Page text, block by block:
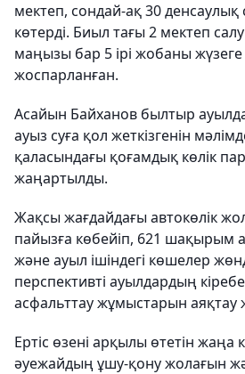
мектеп, сондай-ақ 30
көтерді. Биыл тағы 2 мектеп
маңызы бар 5 ірі жобаны
жоспарланған.
Асайын Байханов былтыр
ауыз суға қол жеткізгенін
қаласындағы қоғамдық көлік
жаңартылды.
Жақсы жағдайдағы автокөлік
пайызға көбейіп, 621 шақырым
және ауыл ішіндегі көшелер
перспективті ауылдардың
асфальттау жұмыстарын
Ертіс өзені арқылы өтетін жаңа
әуежайдың ұшу-қону жолағын